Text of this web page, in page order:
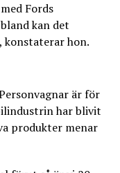
Fords
kan det
hon.
är för
har blivit
produkter menar